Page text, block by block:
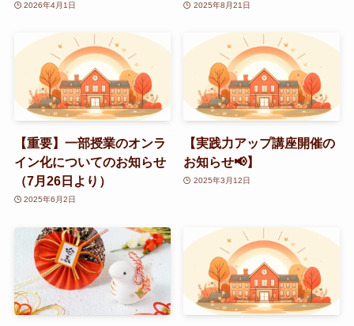
2026年4月1日 2025年8月21日
【重要】一部授業のオンラ
イン化についてのお知らせ
（7月26日より）
2025年6月2日
【実践力アップ講座開催の
お知らせ📢】
2025年3月12日